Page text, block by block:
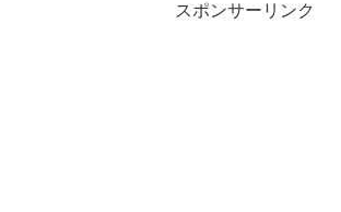
スポンサーリンク